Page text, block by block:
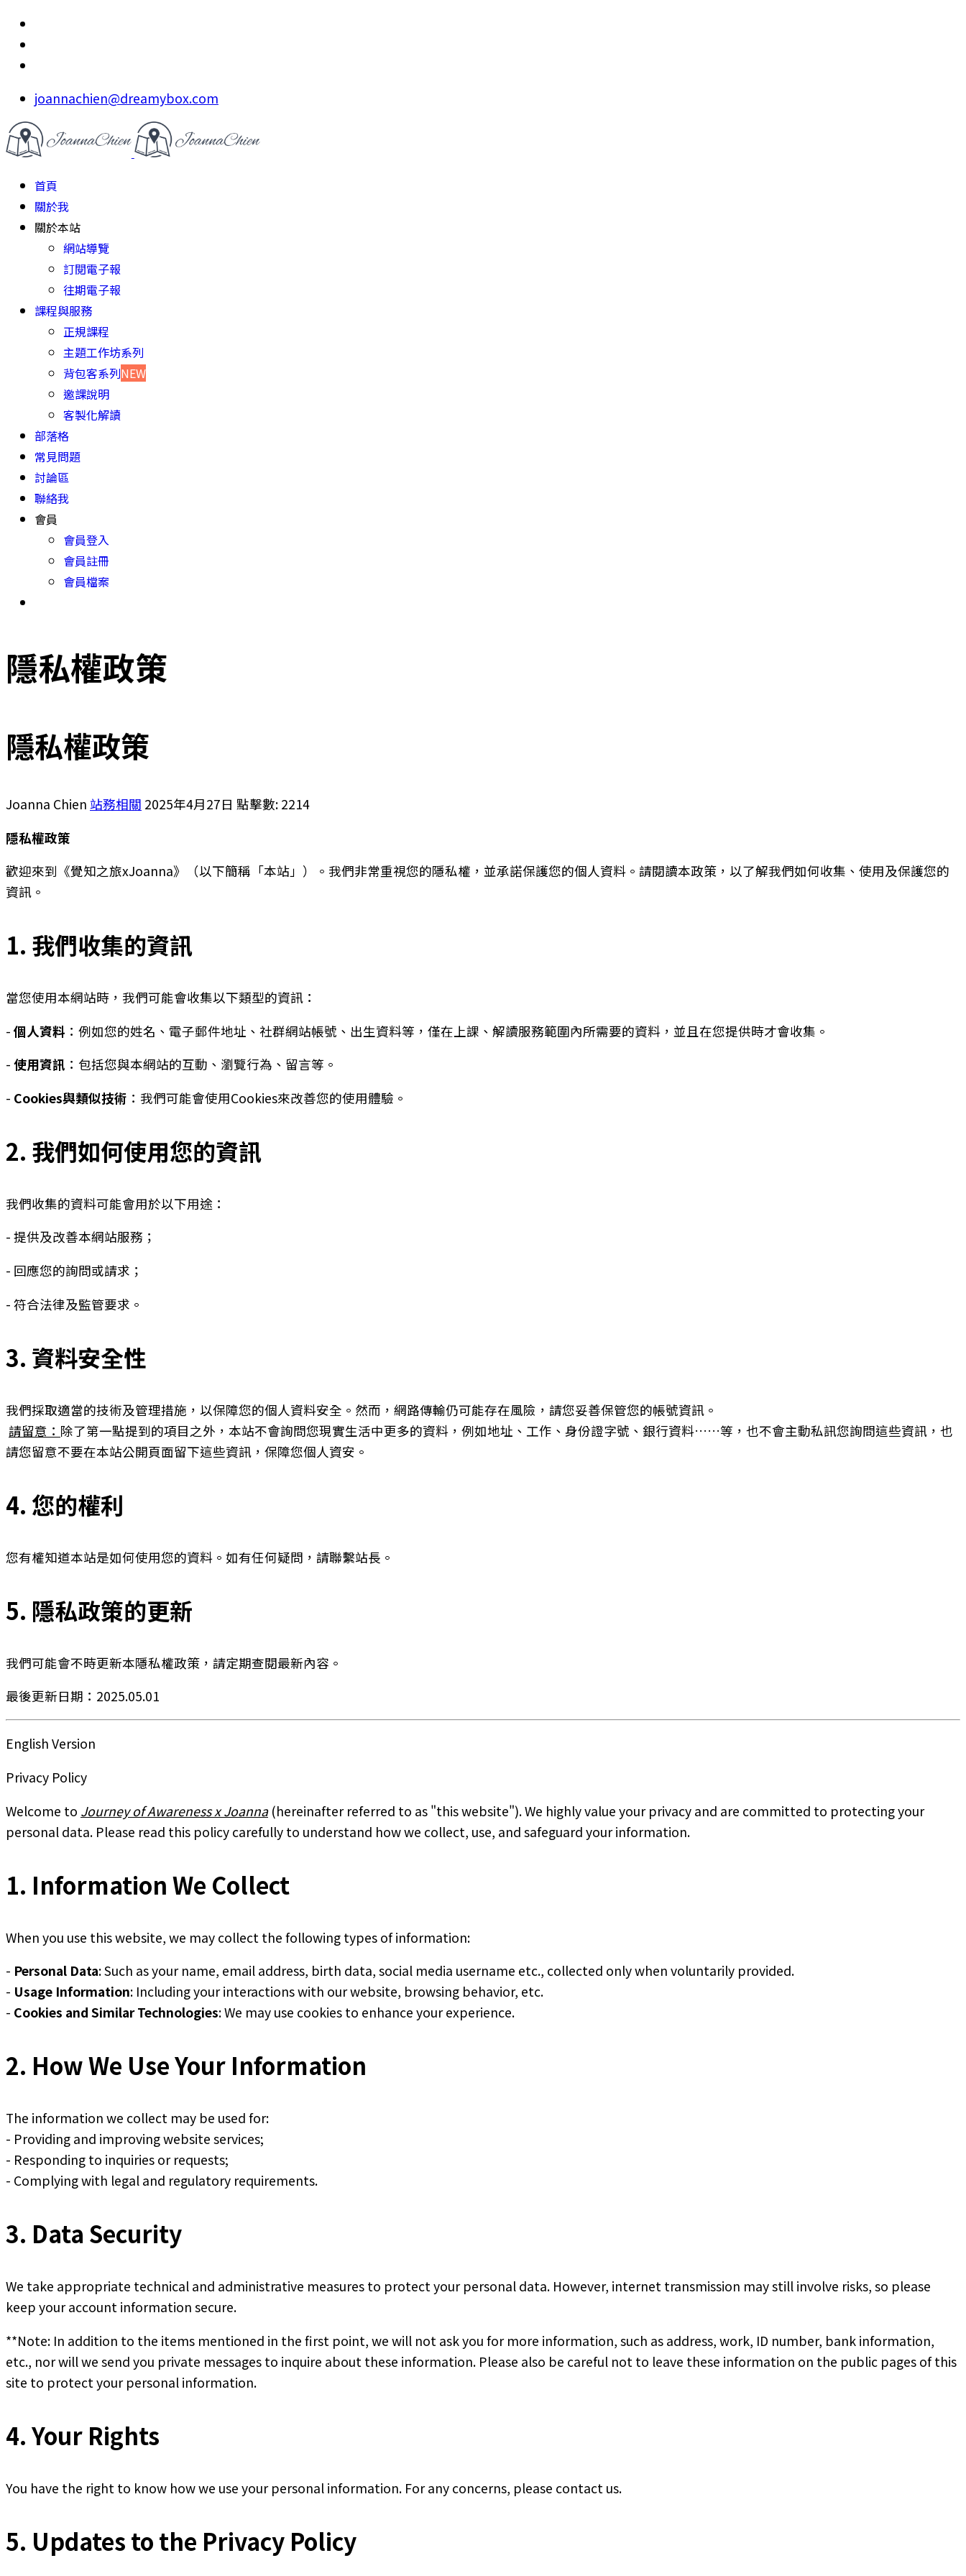
joannachien@dreamybox.com
首頁
關於我
關於本站
網站導覽
訂閱電子報
往期電子報
課程與服務
正規課程
主題工作坊系列
背包客系列NEW
邀課說明
客製化解讀
部落格
常見問題
討論區
聯絡我
會員
會員登入
會員註冊
會員檔案
隱私權政策
隱私權政策
Joanna Chien 站務相關 2025年4月27日 點擊數: 2214
隱私權政策
歡迎來到《覺知之旅xJoanna》（以下簡稱「本站」）。我們非常重視您的隱私權，並承諾保護您的個人資料。請閱讀本政策，以了解我們如何收集、使用及保護您的
資訊。
1. 我們收集的資訊
當您使用本網站時，我們可能會收集以下類型的資訊：
- 個人資料 ：例如您的姓名、電子郵件地址、社群網站帳號、出生資料等，僅在上課、解讀服務範圍內所需要的資料，並且在您提供時才會收集。
- 使用資訊 ：包括您與本網站的互動、瀏覽行為、留言等。
- Cookies與類似技術 ：我們可能會使用Cookies來改善您的使用體驗。
2. 我們如何使用您的資訊
我們收集的資料可能會用於以下用途：
- 提供及改善本網站服務；
- 回應您的詢問或請求；
- 符合法律及監管要求。
3. 資料安全性
我們採取適當的技術及管理措施，以保障您的個人資料安全。然而，網路傳輸仍可能存在風險，請您妥善保管您的帳號資訊。
請留意： 除了第一點提到的項目之外，本站不會詢問您現實生活中更多的資料，例如地址、工作、身份證字號、銀行資料……等，也不會主動私訊您詢問這些資訊，也
請您留意不要在本站公開頁面留下這些資訊，保障您個人資安。
4. 您的權利
您有權知道本站是如何使用您的資料。如有任何疑問，請聯繫站長。
5. 隱私政策的更新
我們可能會不時更新本隱私權政策，請定期查閱最新內容。
最後更新日期：2025.05.01
English Version
Privacy Policy
Welcome to Journey of Awareness x Joanna(hereinafter referred to as "this website"). We highly value your privacy and are committed to protecting your
personal data. Please read this policy carefully to understand how we collect, use, and safeguard your information.
1. Information We Collect
When you use this website, we may collect the following types of information:
- Personal Data: Such as your name, email address, birth data, social media username etc., collected only when voluntarily provided.
- Usage Information: Including your interactions with our website, browsing behavior, etc.
- Cookies and Similar Technologies: We may use cookies to enhance your experience.
2. How We Use Your Information
The information we collect may be used for:
- Providing and improving website services;
- Responding to inquiries or requests;
- Complying with legal and regulatory requirements.
3. Data Security
We take appropriate technical and administrative measures to protect your personal data. However, internet transmission may still involve risks, so please
keep your account information secure.
**Note: In addition to the items mentioned in the first point, we will not ask you for more information, such as address, work, ID number, bank information,
etc., nor will we send you private messages to inquire about these information. Please also be careful not to leave these information on the public pages of this
site to protect your personal information.
4. Your Rights
You have the right to know how we use your personal information. For any concerns, please contact us.
5. Updates to the Privacy Policy